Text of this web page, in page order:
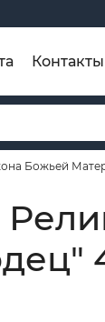
Контакты
Божьей